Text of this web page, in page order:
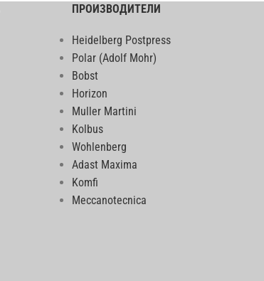
ПРОИЗВОДИТЕЛИ
Heidelberg Postpress
Polar (Adolf Mohr)
Bobst
Horizon
Muller Martini
Kolbus
Wohlenberg
Adast Maxima
Komfi
Meccanotecnica